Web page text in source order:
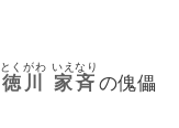
徳川
とくがわ
家斉
いえなり
の傀儡